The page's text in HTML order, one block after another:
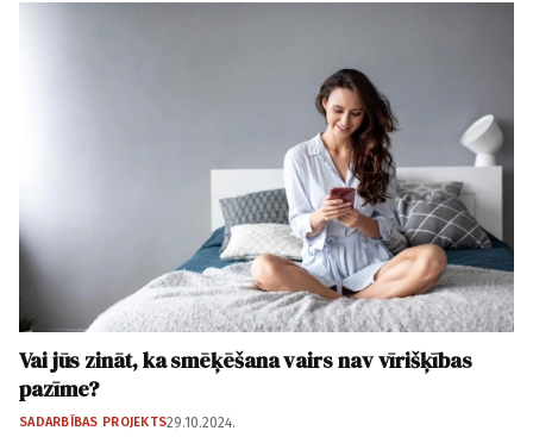
Vai jūs zināt, ka smēķēšana vairs nav vīrišķības
pazīme?
SADARBĪBAS PROJEKTS29.10.2024.